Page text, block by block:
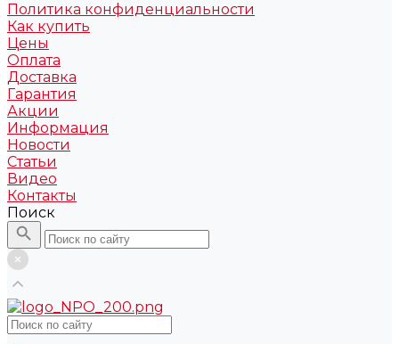
Политика конфиденциальности
Как купить
Цены
Оплата
Доставка
Гарантия
Акции
Информация
Новости
Статьи
Видео
Контакты
Поиск